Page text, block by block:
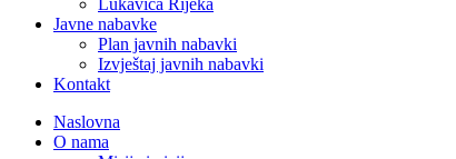
Lukavica Rijeka
Javne nabavke
Plan javnih nabavki
Izvještaj javnih nabavki
Kontakt
Naslovna
O nama